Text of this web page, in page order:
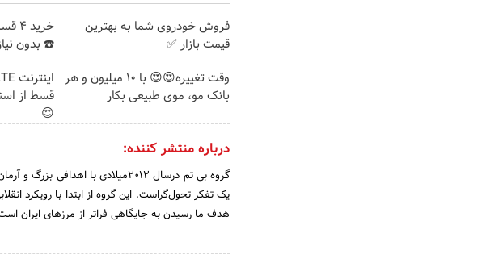
فروش خودروی شما به بهترین
قیمت بازار ✅
☎️ بدون
وقت تغییره😍😍 با 10 میلیون و هر
بانک مو، موی طبیعی بکار
قسط از
😍
درباره منتشر کننده:
گروه بی تم درسال 2012میلادی با
یک تفکر تحول‌گراست. این گروه از ابتدا با رویکرد
هدف ما رسیدن به جایگاهی فراتر از مرزهای ایران